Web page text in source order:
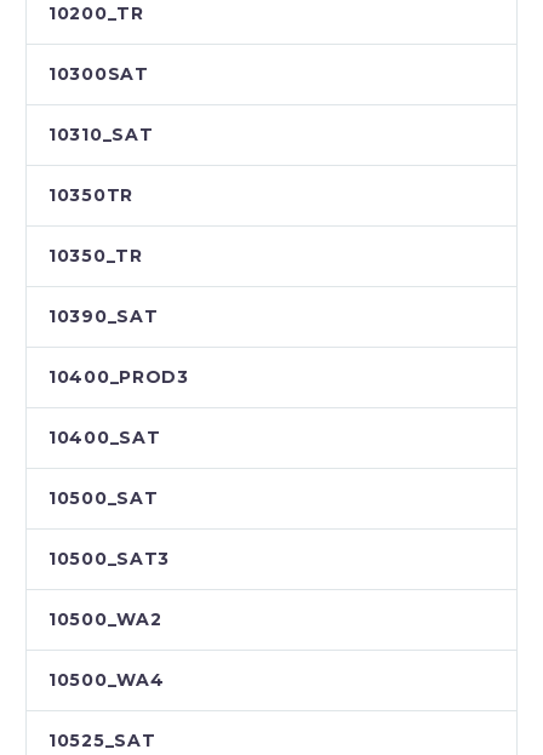
10200_TR
10300SAT
10310_SAT
10350TR
10350_TR
10390_SAT
10400_PROD3
10400_SAT
10500_SAT
10500_SAT3
10500_WA2
10500_WA4
10525_SAT